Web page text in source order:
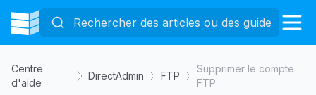
Centre
d'aide
DirectAdmin FTP
Supprimer le compte
FTP